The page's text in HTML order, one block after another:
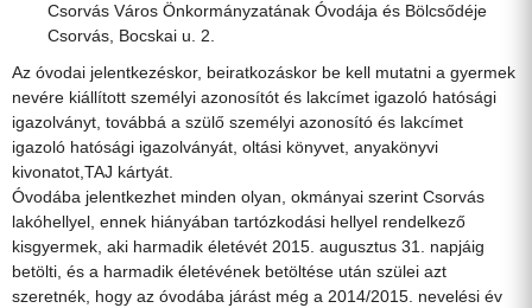
Csorvás Város Önkormányzatának Óvodája és Bölcsődéje
Csorvás, Bocskai u. 2.
Az óvodai jelentkezéskor, beiratkozáskor be kell mutatni a gyermek
nevére kiállított személyi azonosítót és lakcímet igazoló hatósági
igazolványt, továbbá a szülő személyi azonosító és lakcímet
igazoló hatósági igazolványát, oltási könyvet, anyakönyvi
kivonatot,TAJ kártyát.
Óvodába jelentkezhet minden olyan, okmányai szerint Csorvás
lakóhellyel, ennek hiányában tartózkodási hellyel rendelkező
kisgyermek, aki harmadik életévét 2015. augusztus 31. napjáig
betölti, és a harmadik életévének betöltése után szülei azt
szeretnék, hogy az óvodába járást még a 2014/2015. nevelési év